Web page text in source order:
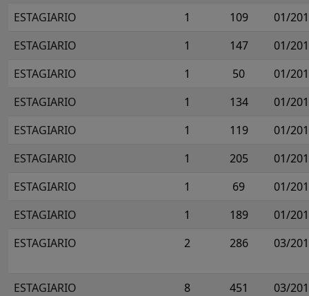
ESTAGIARIO
1 109
01/
ESTAGIARIO
1 147
01/
ESTAGIARIO
1 50
01/
ESTAGIARIO
1 134
01/
ESTAGIARIO
1 119
01/
ESTAGIARIO
1 205
01/
ESTAGIARIO
1 69
01/
ESTAGIARIO
1 189
01/
ESTAGIARIO
2 286 03/
ESTAGIARIO 8 451 03/